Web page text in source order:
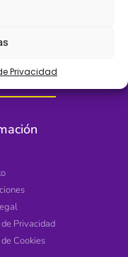
Privacidad
Privacidad
Cookies